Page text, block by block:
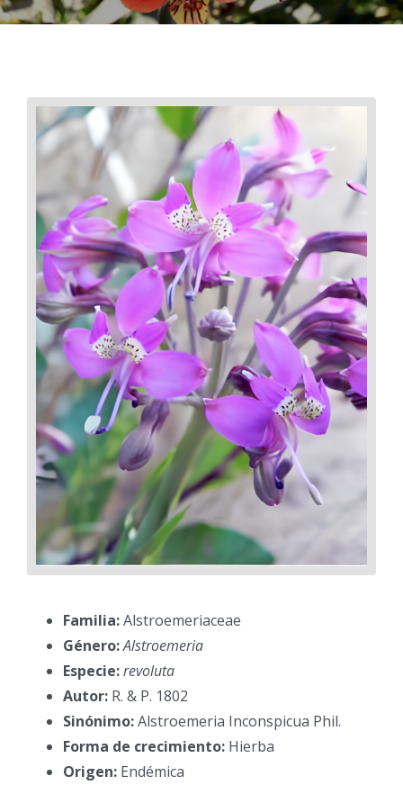
Familia:Alstroemeriaceae
Género:Alstroemeria
Especie:revoluta
Autor: R. & P. 1802
Sinónimo:Alstroemeria Inconspicua Phil.
Forma de crecimiento:Hierba
Origen:Endémica